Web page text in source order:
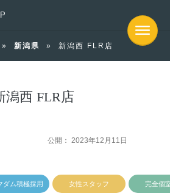
» 新潟県 » 新潟西 FLR店
潟西 FLR店
公開： 2023年12月11日
ダム積極採用 女性スタッフ 完全個